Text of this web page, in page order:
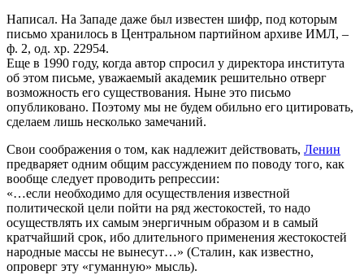
Написал. На Западе даже был известен шифр, под которым
письмо хранилось в Центральном партийном архиве ИМЛ, –
ф. 2, од. хр. 22954.
Еще в 1990 году, когда автор спросил у директора института
об этом письме, уважаемый академик решительно отверг
возможность его существования. Ныне это письмо
опубликовано. Поэтому мы не будем обильно его цитировать,
сделаем лишь несколько замечаний.
Свои соображения о том, как надлежит действовать, Ленин
предваряет одним общим рассуждением по поводу того, как
вообще следует проводить репрессии:
«…если необходимо для осуществления известной
политической цели пойти на ряд жестокостей, то надо
осуществлять их самым энергичным образом и в самый
кратчайший срок, ибо длительного применения жестокостей
народные массы не вынесут…» (Сталин, как известно,
опроверг эту «гуманную» мысль).